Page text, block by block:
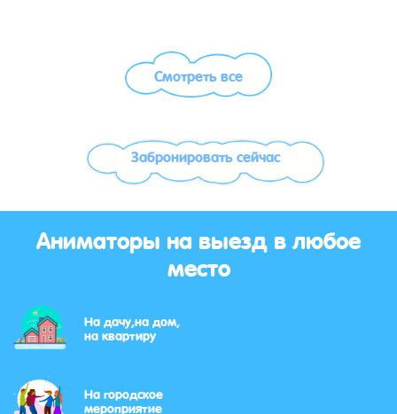
Смотреть все
Забронировать сейчас
Аниматоры на выезд в любое
место
На дачу,на дом,
на квартиру
На городское
мероприятие